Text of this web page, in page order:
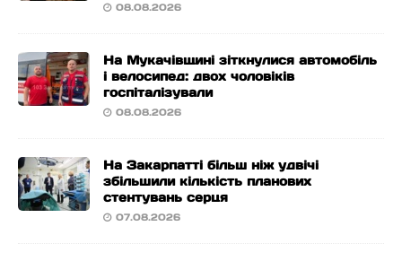
08.08.2026
На Мукачівщині зіткнулися автомобіль
і велосипед: двох чоловіків
госпіталізували
08.08.2026
На Закарпатті більш ніж удвічі
збільшили кількість планових
стентувань серця
07.08.2026